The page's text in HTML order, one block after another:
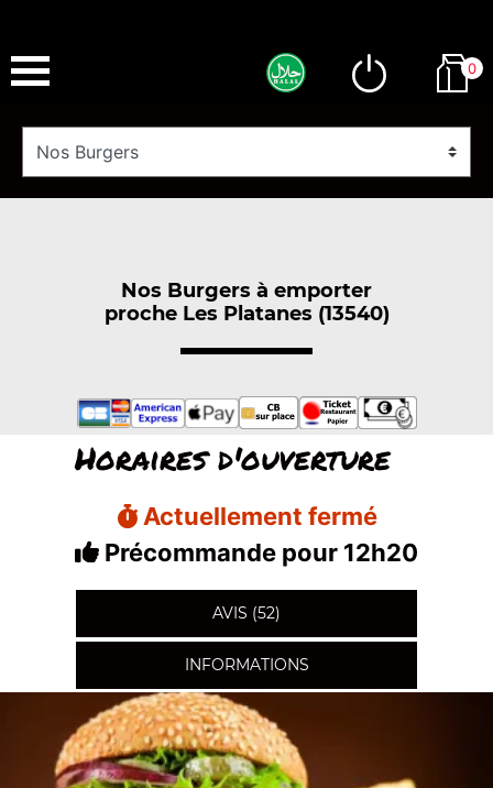
0
Nos Burgers à emporter
proche Les Platanes (13540)
Horaires d'ouverture
Actuellement fermé
Précommande pour 12h20
AVIS (52)
INFORMATIONS